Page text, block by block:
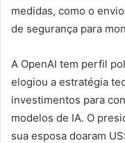
medidas, como o
de segurança para
A OpenAI tem perfil
elogiou a estratégia
investimentos para
modelos de IA. O
sua esposa doaram